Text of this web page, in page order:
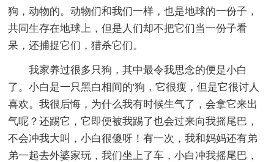
狗，动物的。动物们和我们一样，也是地球的一份子，
共同生存在地球上，但是人们却不把它们当一份子看
呆，还捕捉它们，猎杀它们。
我家养过很多只狗，其中最令我思念的便是小白
了。小白是一只黑白相间的'狗，它很瘦，但是它很讨人
喜欢。我很后悔，为什么我有时候生气了，会拿它来出
气呢？还踢它，它即便被我踢了也会过来向我摇尾巴，
不会冲我大叫，小白很傻呀！有一次，我和妈妈还有弟
弟一起去外婆家玩，我们坐上了车，小白冲我摇尾巴，